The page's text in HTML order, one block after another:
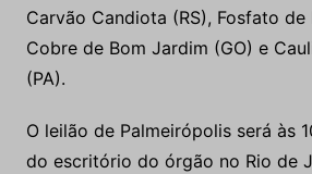
Carvão Candiota (RS), Fosfato de
Cobre de Bom Jardim (GO) e
(PA).
O leilão de Palmeirópolis será às
do escritório do órgão no Rio de